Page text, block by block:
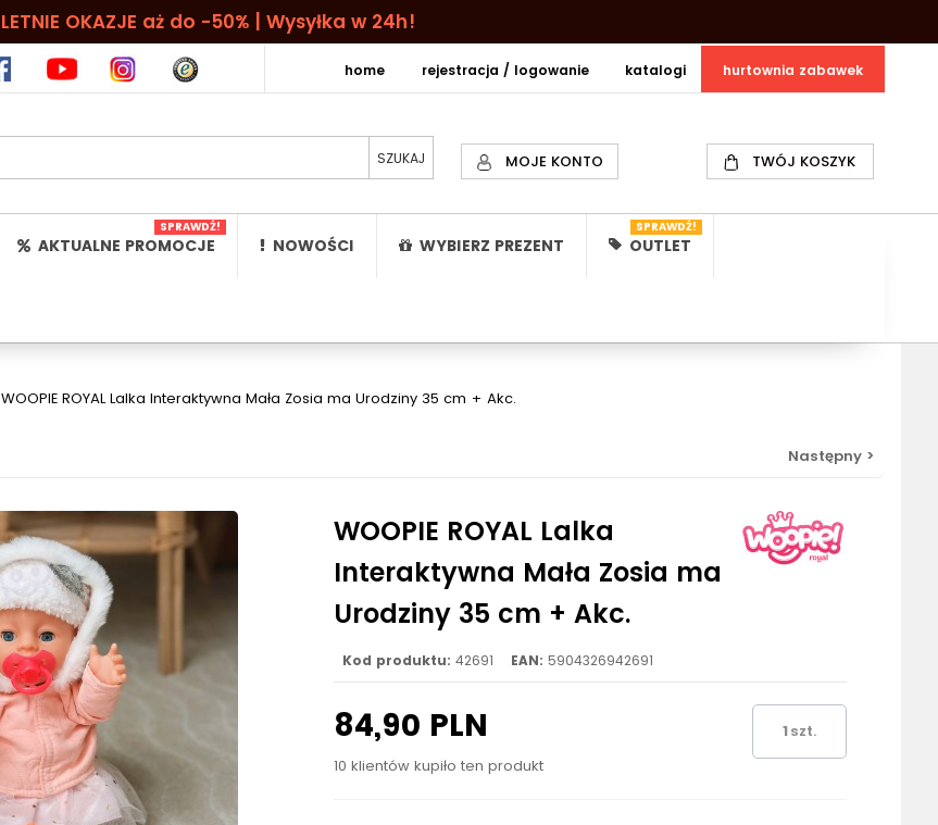
LETNIE OKAZJE aż do -50% | Wysyłka w 24h!
hurtownia zabawek
katalogi
rejestracja / logowanie
home
MOJE KONTO TWÓJ KOSZYK
AKTUALNE PROMOCJE
SPRAWDŹ!
NOWOŚCI WYBIERZ PREZENT OUTLET
SPRAWDŹ!
WOOPIE ROYAL Lalka Interaktywna Mała Zosia ma Urodziny 35 cm + Akc.
Następny >
WOOPIE ROYAL Lalka
Interaktywna Mała Zosia ma
Urodziny 35 cm + Akc.
Kod produktu: 42691 EAN: 5904326942691
84,90 PLN
10 klientów kupiło ten produkt
szt.